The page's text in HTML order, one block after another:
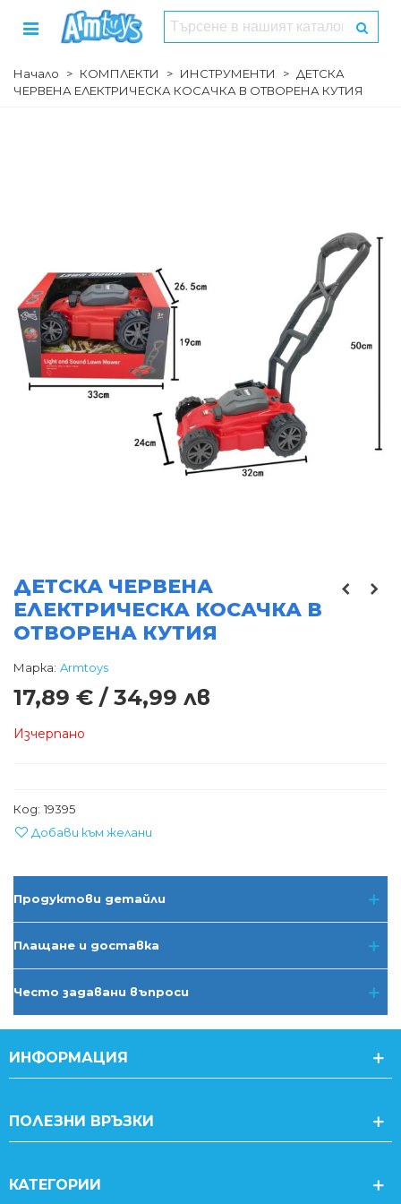
Начало > КОМПЛЕКТИ > ИНСТРУМЕНТИ > ДЕТСКА
ЧЕРВЕНА ЕЛЕКТРИЧЕСКА КОСАЧКА В ОТВОРЕНА КУТИЯ
ДЕТСКА ЧЕРВЕНА
ЕЛЕКТРИЧЕСКА КОСАЧКА В
ОТВОРЕНА КУТИЯ
Марка: Armtoys
17,89 € / 34,99 лв
Изчерпано
Код: 19395
Добави към желани
Продуктови детайли
Плащане и доставка
Често задавани въпроси
ИНФОРМАЦИЯ
ПОЛЕЗНИ ВРЪЗКИ
КАТЕГОРИИ